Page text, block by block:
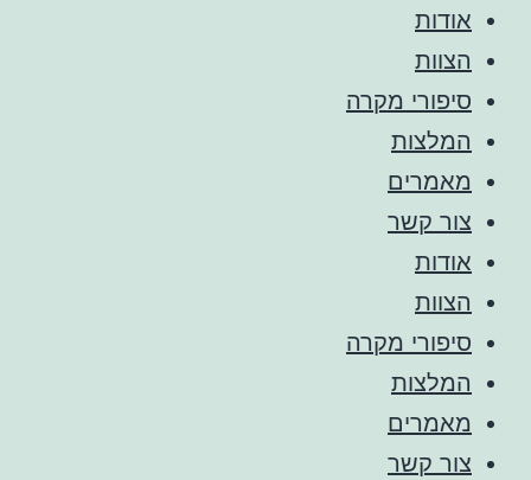
אודות
הצוות
סיפורי מקרה
המלצות
מאמרים
צור קשר
אודות
הצוות
סיפורי מקרה
המלצות
מאמרים
צור קשר